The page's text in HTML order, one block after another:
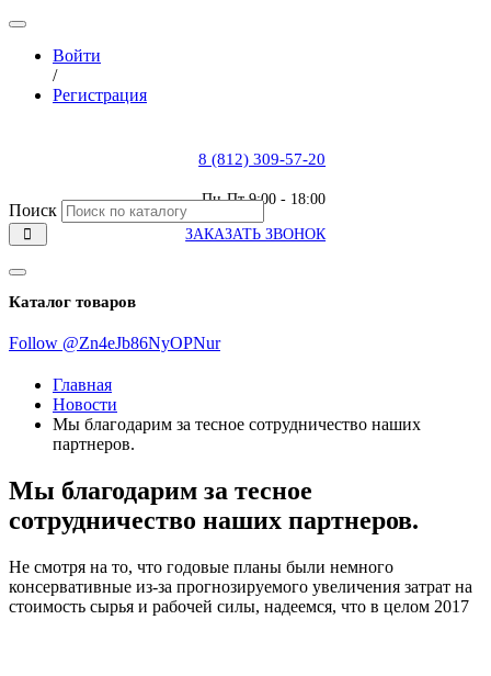
Войти
/
Регистрация
8 (812) 309-57-20
Пн-Пт 9:00 - 18:00
ЗАКАЗАТЬ ЗВОНОК
Поиск
Каталог товаров
Follow @Zn4eJb86NyOPNur
Главная
Новости
Мы благодарим за тесное сотрудничество наших
партнеров.
Мы благодарим за тесное
сотрудничество наших партнеров.
Не смотря на то, что годовые планы были немного
консервативные из-за прогнозируемого увеличения затрат на
стоимость сырья и рабочей силы, надеемся, что в целом 2017